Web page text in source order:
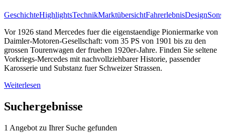
GeschichteHighlightsTechnikMarktübersichtFahrerlebnisDesign
Vor 1926 stand Mercedes fuer die eigenstaendige Pioniermarke von
Daimler-Motoren-Gesellschaft: vom 35 PS von 1901 bis zu den
grossen Tourenwagen der fruehen 1920er-Jahre. Finden Sie seltene
Vorkriegs-Mercedes mit nachvollziehbarer Historie, passender
Karosserie und Substanz fuer Schweizer Strassen.
Weiterlesen
Suchergebnisse
1 Angebot zu Ihrer Suche gefunden